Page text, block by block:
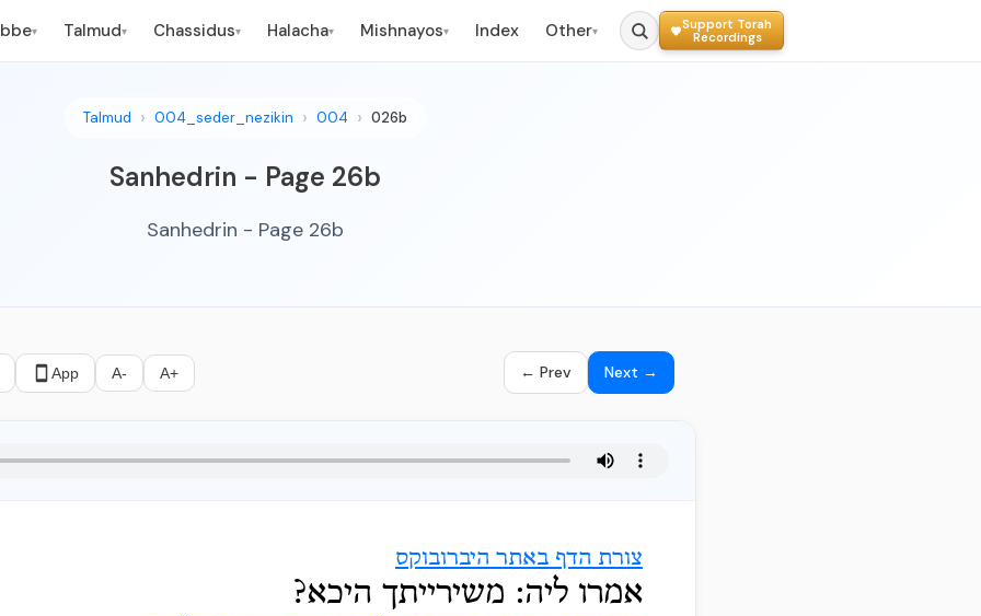
▾ Talmud▾ Chassidus▾ Halacha▾ Mishnayos▾ Index Other▾
Support Torah
Recordings
Talmud 004_seder_nezikin 004 026b
Sanhedrin - Page 26b
Sanhedrin - Page 26b
App A- A+ ← Prev Next →
צורת הדף באתר היברובוקס
אמרו ליה: משירייתך היכא?